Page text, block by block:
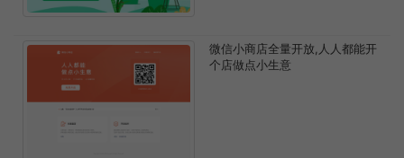
微信小商店全量开放,人人都能开
个店做点小生意